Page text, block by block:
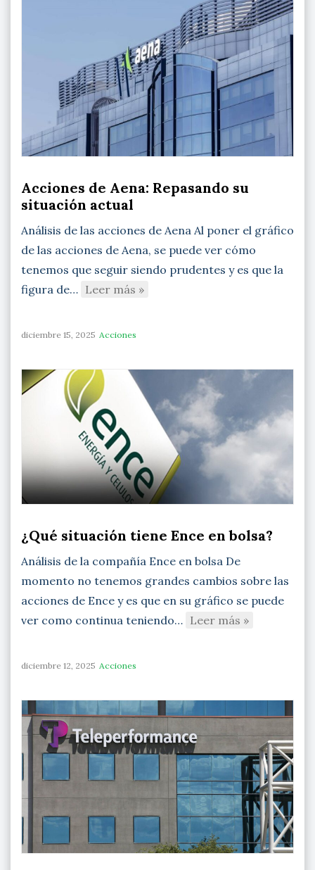
Acciones de Aena: Repasando su
situación actual
Análisis de las acciones de Aena Al poner el gráfico
de las acciones de Aena, se puede ver cómo
tenemos que seguir siendo prudentes y es que la
figura de… Leer más »
diciembre 15, 2025 Acciones
¿Qué situación tiene Ence en bolsa?
Análisis de la compañía Ence en bolsa De
momento no tenemos grandes cambios sobre las
acciones de Ence y es que en su gráfico se puede
ver como continua teniendo… Leer más »
diciembre 12, 2025 Acciones